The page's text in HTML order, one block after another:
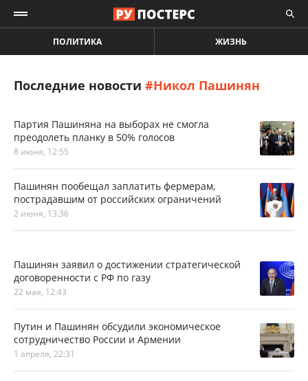
ПОЛИТИКА ЖИЗНЬ
Последние новости #Никол Пашинян
Партия Пашиняна на выборах не смогла
преодолеть планку в 50% голосов
8 июня, 12:55
Пашинян пообещал заплатить фермерам,
пострадавшим от российских ограничений
2 июня, 13:36
Пашинян заявил о достижении стратегической
договоренности с РФ по газу
22 мая, 12:43
Путин и Пашинян обсудили экономическое
сотрудничество России и Армении
1 апреля, 22:31